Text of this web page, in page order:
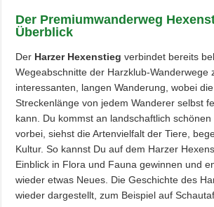
Der Premiumwanderweg
Überblick
Der Harzer Hexenstieg verbindet bereits
Wegeabschnitte der Harzklub-Wanderwege
interessanten, langen Wanderung, wobei
Streckenlänge von jedem Wanderer selbst
kann. Du kommst an landschaftlich
vorbei, siehst die Artenvielfalt der Tiere,
Kultur. So kannst Du auf dem Harzer
Einblick in Flora und Fauna gewinnen und
wieder etwas Neues. Die Geschichte des
wieder dargestellt, zum Beispiel auf